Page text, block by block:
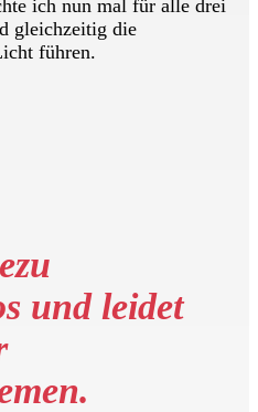
ich nun mal für alle drei
gleichzeitig die
führen.
und leidet